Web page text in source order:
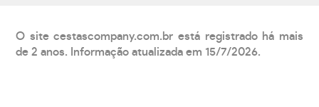
O site cestascompany.com.br está registrado há mais
de 2 anos. Informação atualizada em 15/7/2026.